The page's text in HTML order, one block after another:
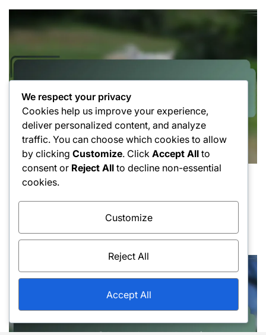
Posted
Técnicas de Serviço
Comuns, Correção, Técnica
Posted
by
Pedro Almeida
We respect your privacy
Cookies help us improve your experience,
deliver personalized content, and analyze
traffic. You can choose which cookies to allow
by clicking Customize. Click Accept All to
consent or Reject All to decline non-essential
cookies.
Customize
Reject All
Accept All